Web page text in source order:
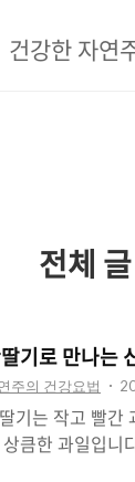
강
의
건강한 자연
전체 글
기로 만나는
주의 건강요법
기는 작고 빨간
큼한 과일입니